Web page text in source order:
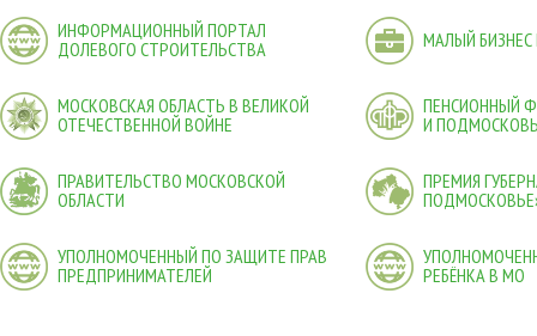
ИНФОРМАЦИОННЫЙ ПОРТАЛ
ДОЛЕВОГО СТРОИТЕЛЬСТВА
МАЛЫЙ
МОСКОВСКАЯ ОБЛАСТЬ В ВЕЛИКОЙ
ОТЕЧЕСТВЕННОЙ ВОЙНЕ
ПЕНСИОННЫЙ
И
ПРАВИТЕЛЬСТВО МОСКОВСКОЙ
ОБЛАСТИ
ПРЕМИЯ
УПОЛНОМОЧЕННЫЙ ПО ЗАЩИТЕ ПРАВ
ПРЕДПРИНИМАТЕЛЕЙ
РЕБЁНКА В МО